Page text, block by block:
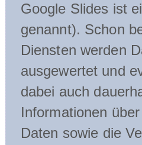
Google Slides ist
genannt). Schon
Diensten werden
ausgewertet und
dabei auch
Informationen
Daten sowie die